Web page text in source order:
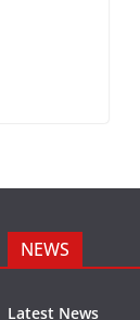
NEWS
Latest News